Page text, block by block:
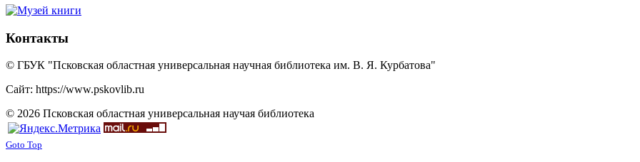
Контакты
© ГБУК "Псковская областная универсальная научная библиотека им. В. Я. Курбатова"
Сайт: https://www.pskovlib.ru
© 2026 Псковская областная универсальная научая библиотека
Goto Top